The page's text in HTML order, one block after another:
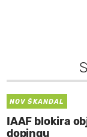
NOV ŠKANDAL
IAAF blokira
dopingu